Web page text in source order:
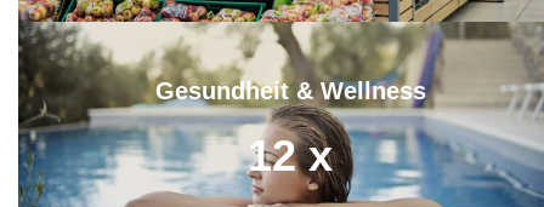
Gesundheit & Wellness
12 x